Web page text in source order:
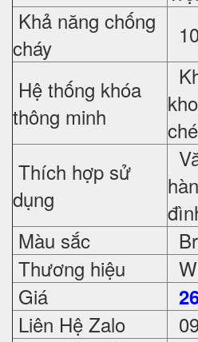
Khả năng chống
cháy
Hệ thống khóa
thông minh
Thích hợp sử
dụng
Màu sắc
Thương hiệu
Giá
Liên Hệ Zalo